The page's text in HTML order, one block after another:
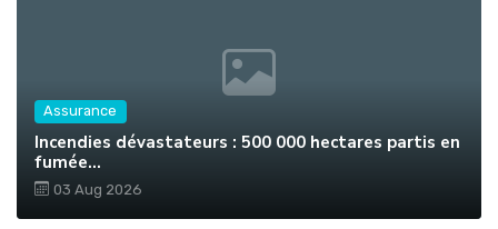
Assurance
Incendies dévastateurs : 500 000 hectares partis en
fumée...
03 Aug 2026